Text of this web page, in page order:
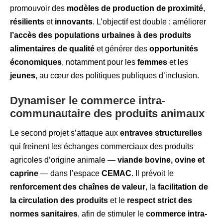
promouvoir des modèles de production de proximité,
résilients et innovants. L’objectif est double : améliorer
l’accès des populations urbaines à des produits
alimentaires de qualité et générer des opportunités
économiques, notamment pour les femmes et les
jeunes, au cœur des politiques publiques d’inclusion.
Dynamiser le commerce intra-
communautaire des produits animaux
Le second projet s’attaque aux entraves structurelles
qui freinent les échanges commerciaux des produits
agricoles d’origine animale — viande bovine, ovine et
caprine — dans l’espace CEMAC. Il prévoit le
renforcement des chaînes de valeur, la facilitation de
la circulation des produits et le respect strict des
normes sanitaires, afin de stimuler le commerce intra-